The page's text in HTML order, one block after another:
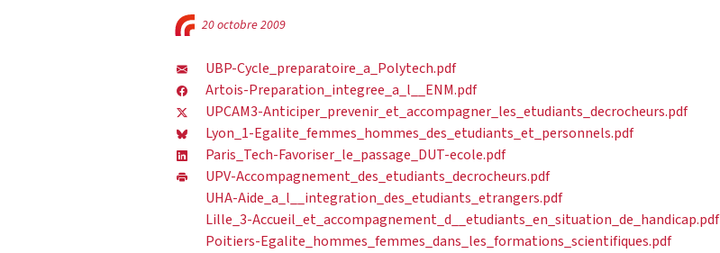
20 octobre 2009
UBP-Cycle_preparatoire_a_Polytech.pdf
Artois-Preparation_integree_a_l__ENM.pdf
UPCAM3-Anticiper_prevenir_et_accompagner_les_etudiants_decrocheurs.pdf
Lyon_1-Egalite_femmes_hommes_des_etudiants_et_personnels.pdf
Paris_Tech-Favoriser_le_passage_DUT-ecole.pdf
UPV-Accompagnement_des_etudiants_decrocheurs.pdf
UHA-Aide_a_l__integration_des_etudiants_etrangers.pdf
Lille_3-Accueil_et_accompagnement_d__etudiants_en_situation_de_handicap.pdf
Poitiers-Egalite_hommes_femmes_dans_les_formations_scientifiques.pdf